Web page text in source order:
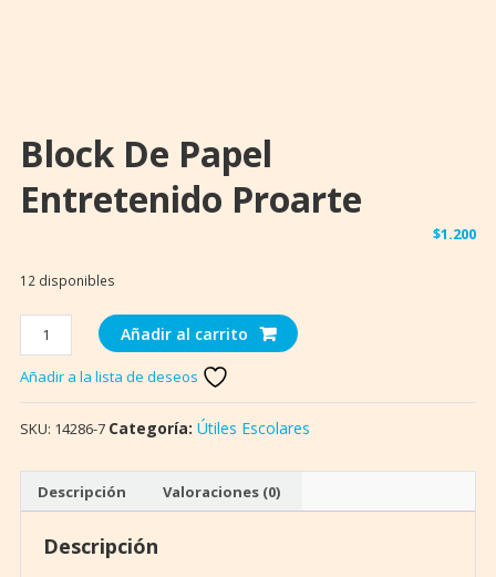
Block De Papel
Entretenido Proarte
$1.200
12 disponibles
Block
de
Papel
Entretenido
proarte
Añadir al carrito
Añadir a la lista de deseos
SKU: 14286-7 Categoría: Útiles Escolares
Descripción Valoraciones (0)
Descripción